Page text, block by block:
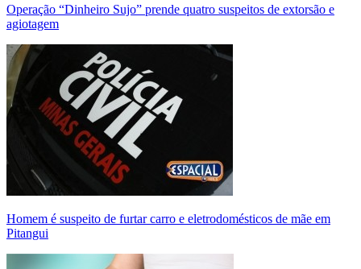
Operação “Dinheiro Sujo” prende quatro suspeitos de extorsão e
agiotagem
Homem é suspeito de furtar carro e eletrodomésticos de mãe em
Pitangui